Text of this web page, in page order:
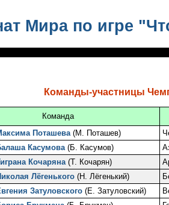
Мира по игре
Команды-участницы
Команда
Поташева(М. Поташев)
Касумова(Б. Касумов)
Кочаряна(Т. Кочарян)
Лёгенького(Н. Лёгенький)
Затуловского(Е. Затуловский)